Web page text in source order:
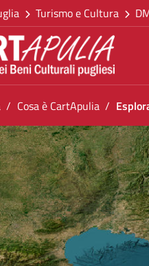
navigazione
Turismo e Cultura
Cosa è CartApulia